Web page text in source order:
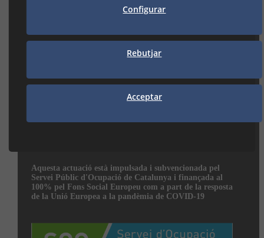
SUBSCRIU-TE AL NOSTRE NEWSLETTER
Aquesta actuació està impulsada i subvencionada pel
Servei Públic d'Ocupació de Catalunya i finançada al
100% pel Fons Social Europeu com a part de la resposta
de la Unió Europea a la pandèmia de COVID-19
Configurar
Rebutjar
Acceptar